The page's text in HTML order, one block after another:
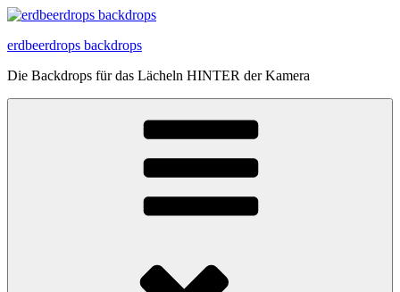
Zum
springen
erdbeerdrops backdrops
Die Backdrops für das Lächeln HINTER der Kamera